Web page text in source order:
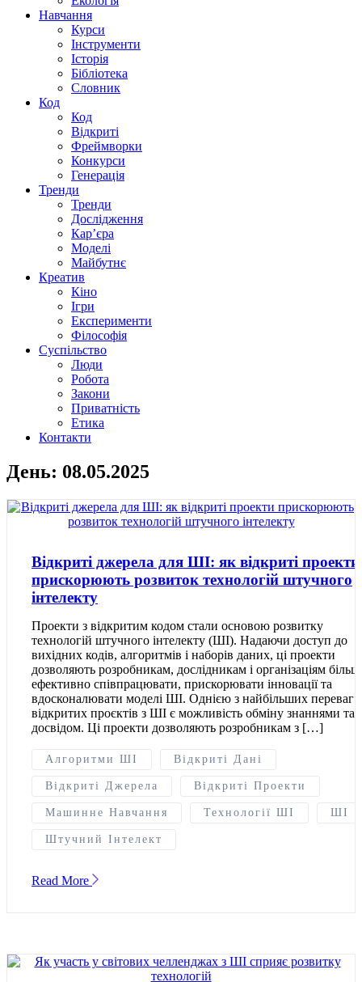
Навчання
Курси
Інструменти
Історія
Бібліотека
Словник
Код
Код
Відкриті
Фреймворки
Конкурси
Генерація
Тренди
Тренди
Дослідження
Кар’єра
Моделі
Майбутнє
Креатив
Кіно
Ігри
Експерименти
Філософія
Суспільство
Люди
Робота
Закони
Приватність
Етика
Контакти
День: 08.05.2025
Відкриті джерела для ШІ: як відкриті проекти
прискорюють розвиток технологій штучного
інтелекту
Проекти з відкритим кодом стали основою розвитку
технологій штучного інтелекту (ШІ). Надаючи доступ до
вихідних кодів, алгоритмів і наборів даних, ці проекти
дозволяють розробникам, дослідникам і організаціям більш
ефективно співпрацювати, прискорювати інновації та
вдосконалювати моделі ШІ. Однією з найбільших переваг
відкритих проєктів з ШІ є можливість обміну знаннями та
досвідом. Ці проекти дозволяють розробникам з […]
Алгоритми ШІ Відкриті Дані
Відкриті Джерела Відкриті Проекти
Машинне Навчання Технології ШІ ШІ
Штучний Інтелект
Read More